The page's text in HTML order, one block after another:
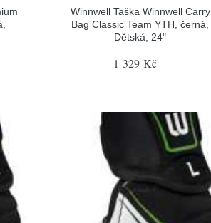
Winnwell Taška Winnwell Carry
Bag Classic Team YTH, černá,
Dětská, 24"
1 329 Kč